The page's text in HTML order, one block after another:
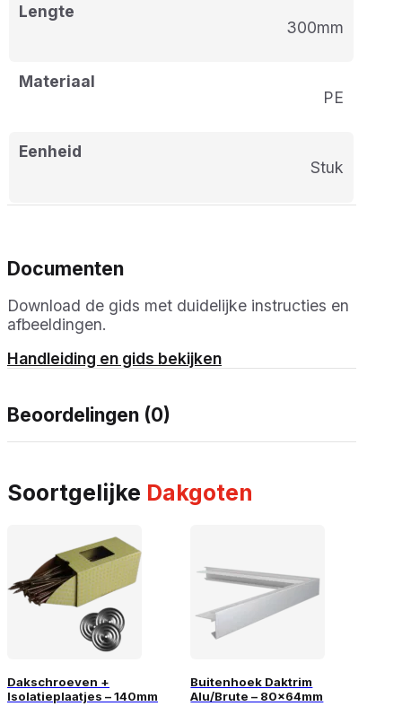
Lengte
300mm
Materiaal
PE
Eenheid
stuk
Documenten
Download de gids met duidelijke instructies en
afbeeldingen.
Handleiding en gids bekijken
Beoordelingen (0)
Soortgelijke Dakgoten
Dakschroeven +
Isolatieplaatjes – 140mm
Buitenhoek Daktrim
Alu/Brute – 80x64mm